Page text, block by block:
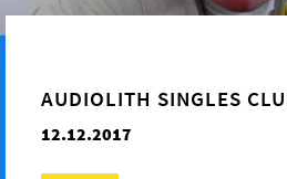
AUDIOLITH SINGLES
12.12.2017